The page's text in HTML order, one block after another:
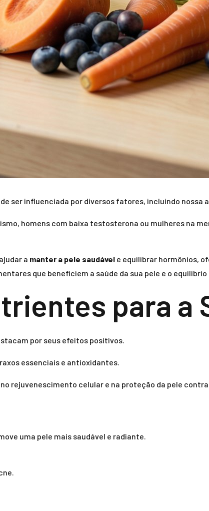
ser influenciada por diversos fatores, incluindo nossa
homens com baixa testosterona ou mulheres na
a manter a pele saudável e equilibrar hormônios,
que beneficiem a saúde da sua pele e o equilíbrio
para a
por seus efeitos positivos.
essenciais e antioxidantes.
rejuvenescimento celular e na proteção da pele
uma pele mais saudável e radiante.